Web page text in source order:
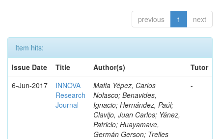
previous 1 next
Item hits:
Issue Date
Title Author(s)
Tutor
6-Jun-2017
INNOVA
Research
Journal
Mafla Yépez, Carlos
Nolasco; Benavides,
Ignacio; Hernández, Paúl;
Clavijo, Juan Carlos; Yánez,
Patricio; Huayamave,
Germán Gerson; Trelles
-